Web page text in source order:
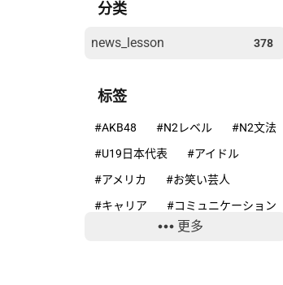
分类
news_lesson 378
标签
#AKB48 #N2レベル
#N2文法
#U19日本代表
#アイドル
#アメリカ
#お笑い芸人
#キャリア
#コミュニケーション
#コンプライアンス更多